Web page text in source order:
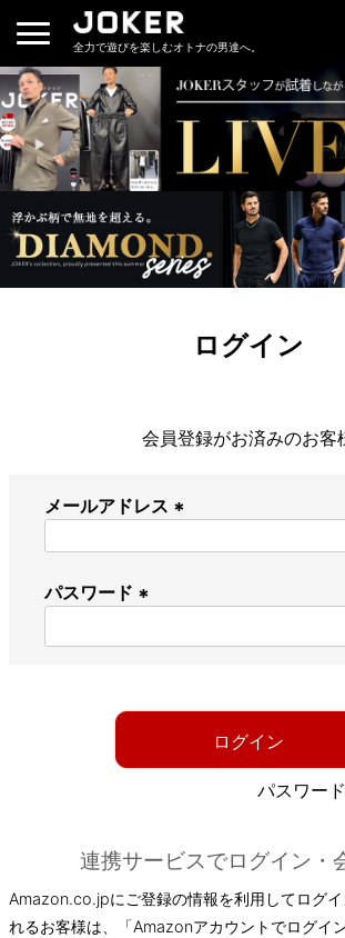
全力で遊びを楽しむオトナの男達へ。
ログイン
会員登録がお済みのお客
メールアドレス
パスワード
必
ログイン
パスワー
連携サービスでログイン・
Amazon.co.jpにご登録の情報を利用してログイ
れるお客様は、「Amazonアカウントでログイ